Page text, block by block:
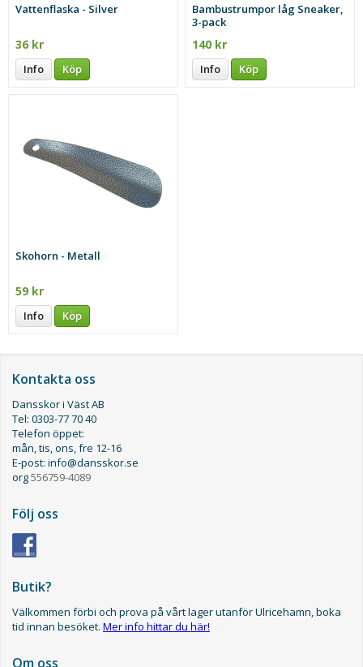
Vattenflaska - Silver
36 kr
Info Köp
Bambustrumpor låg Sneaker,
3-pack
140 kr
Info Köp
Skohorn - Metall
59 kr
Info Köp
Kontakta oss
Dansskor i Väst AB
Tel: 0303-77 70 40
Telefon öppet:
mån, tis, ons, fre 12-16
E-post: info@dansskor.se
org556759-4089
Följ oss
Butik?
Välkommen förbi och prova på vårt lager utanför Ulricehamn, boka
tid innan besöket. Mer info hittar du här!
Om oss